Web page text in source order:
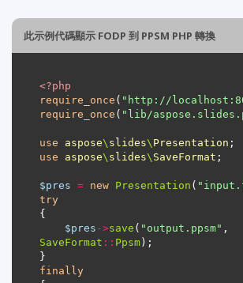
此示例代碼顯示 FODP 到 PPSM PHP 轉換
<?php
require_once ( "http://
require_once ( "lib/
use aspose\ slides\ Presentation
use
aspose\ slides\ SaveFormat
$pres = new Presentation (
try
$pres ->save ( "output.ppsm"
SaveFormat :: Ppsm
finally